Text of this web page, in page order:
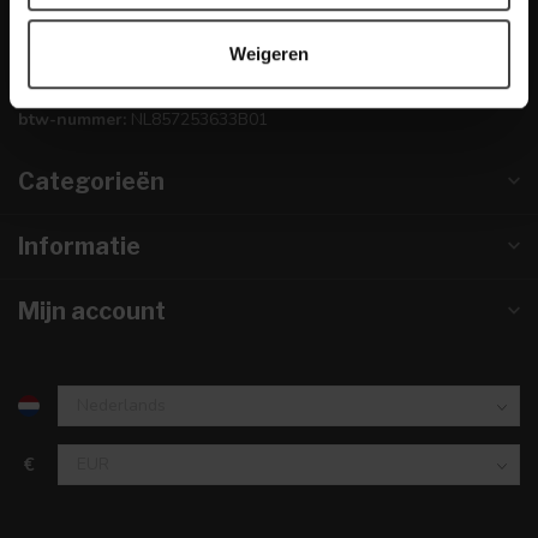
Weigeren
KVK nummer:67984495
btw-nummer: NL857253633B01
Categorieën
Informatie
Mijn account
€